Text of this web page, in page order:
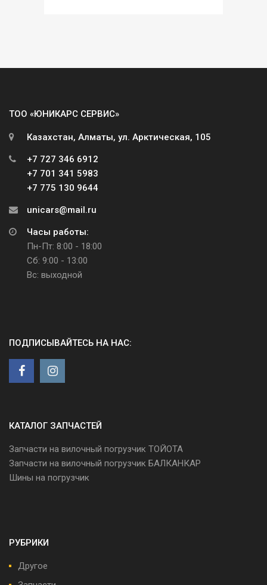
ТОО «ЮНИКАРС СЕРВИС»
Казахстан, Алматы, ул. Арктическая, 105
+7 727 346 6912
+7 701 341 5983
+7 775 130 9644
unicars@mail.ru
Часы работы:
Пн-Пт: 8:00 - 18:00
Сб: 9:00 - 13:00
Вс: выходной
ПОДПИСЫВАЙТЕСЬ НА НАС:
КАТАЛОГ ЗАПЧАСТЕЙ
Запчасти на вилочный погрузчик ТОЙОТА
Запчасти на вилочный погрузчик БАЛКАНКАР
Шины на погрузчик
РУБРИКИ
Другое